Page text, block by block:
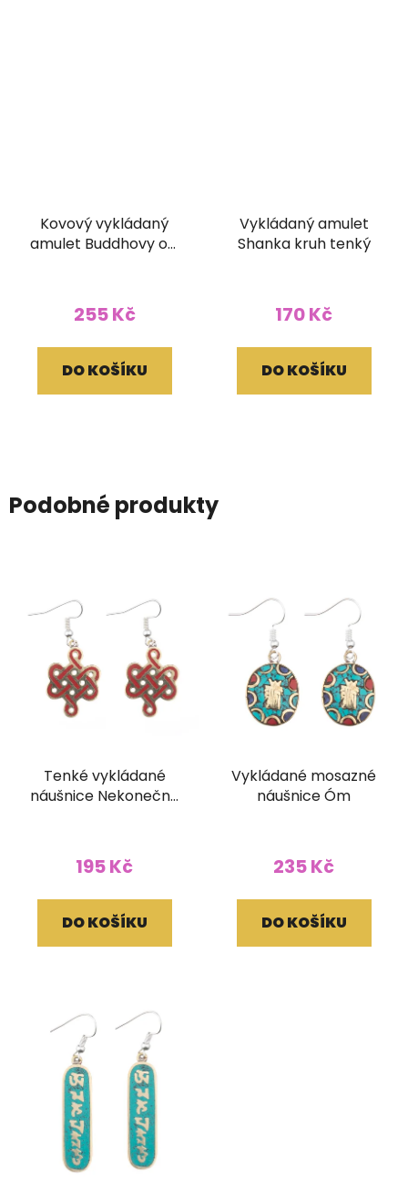
Kovový vykládaný
amulet Buddhovy oči
255 Kč
DO KOŠÍKU
Vykládaný amulet
Shanka kruh tenký
170 Kč
DO KOŠÍKU
Podobné produkty
Tenké vykládané
náušnice Nekonečný
195 Kč
DO KOŠÍKU
Vykládané mosazné
náušnice Óm
235 Kč
DO KOŠÍKU